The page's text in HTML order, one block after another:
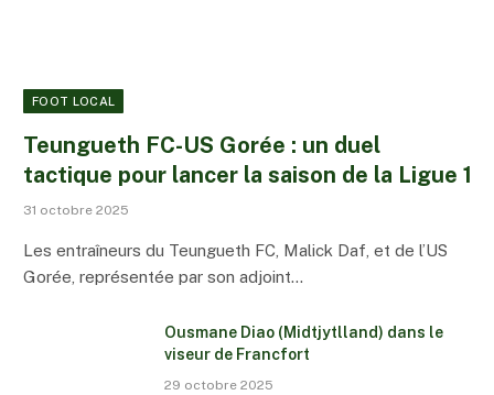
FOOT LOCAL
Teungueth FC-US Gorée : un duel
tactique pour lancer la saison de la Ligue 1
31 octobre 2025
Les entraîneurs du Teungueth FC, Malick Daf, et de l’US
Gorée, représentée par son adjoint…
Ousmane Diao (Midtjytlland) dans le
viseur de Francfort
29 octobre 2025